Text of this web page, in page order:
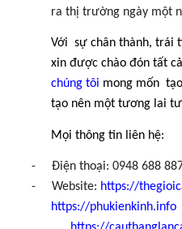
ra thị trường ngày một
Với sự chân thành, trái
xin được chào đón tất
chúng tôi mong mốn
tạo nên một tương lai
Mọi thông tin liên hệ:
-
Điện thoại: 0948 688
-
Website: https://
https://phukienkinh.info